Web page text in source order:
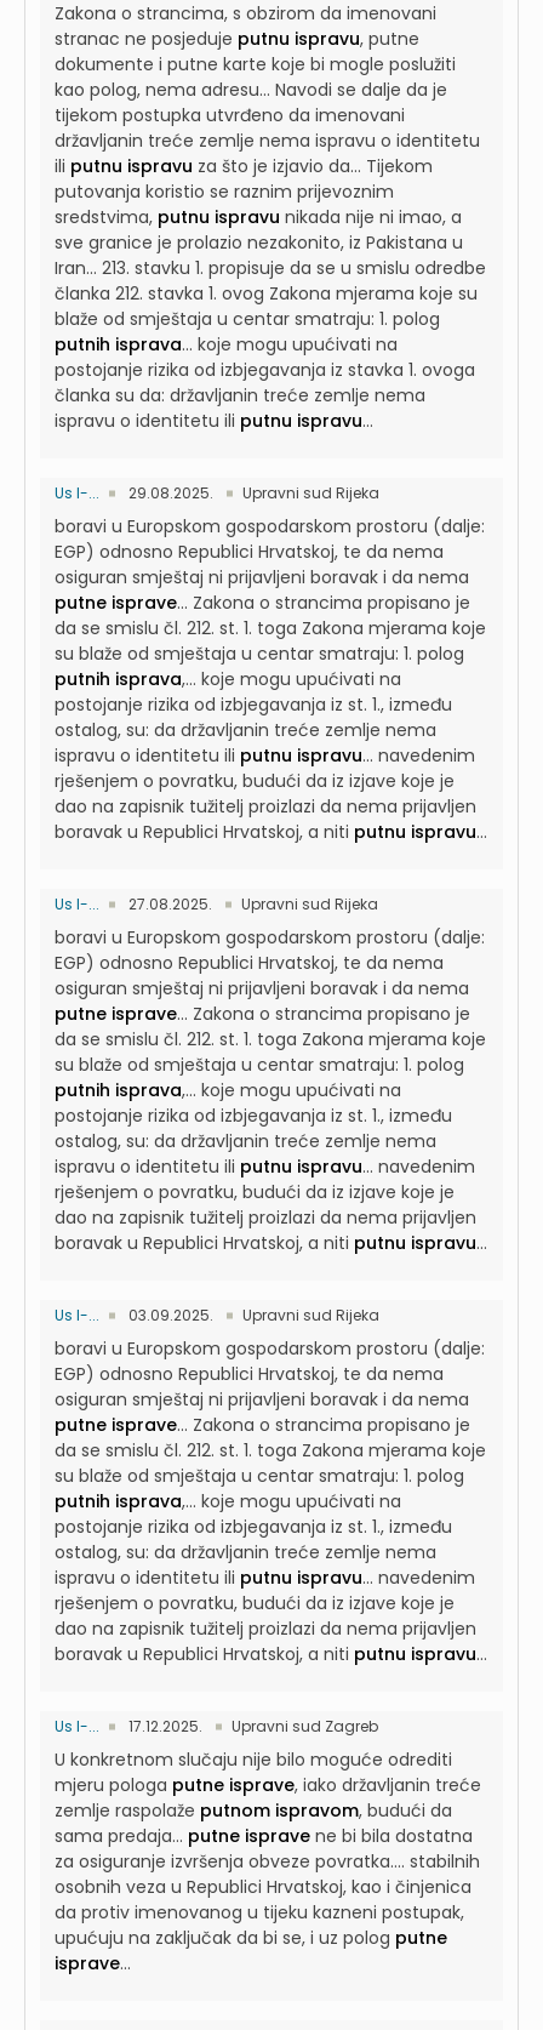
Zakona o strancima, s obzirom da imenovani
stranac ne posjeduje putnu ispravu, putne
dokumente i putne karte koje bi mogle poslužiti
kao polog, nema adresu... Navodi se dalje da je
tijekom postupka utvrđeno da imenovani
državljanin treće zemlje nema ispravu o identitetu
ili putnu ispravu za što je izjavio da... Tijekom
putovanja koristio se raznim prijevoznim
sredstvima, putnu ispravu nikada nije ni imao, a
sve granice je prolazio nezakonito, iz Pakistana u
Iran... 213. stavku 1. propisuje da se u smislu odredbe
članka 212. stavka 1. ovog Zakona mjerama koje su
blaže od smještaja u centar smatraju: 1. polog
putnih isprava... koje mogu upućivati na
postojanje rizika od izbjegavanja iz stavka 1. ovoga
članka su da: državljanin treće zemlje nema
ispravu o identitetu ili putnu ispravu...
Us I-... 29.08.2025. Upravni sud Rijeka
boravi u Europskom gospodarskom prostoru (dalje:
EGP) odnosno Republici Hrvatskoj, te da nema
osiguran smještaj ni prijavljeni boravak i da nema
putne isprave... Zakona o strancima propisano je
da se smislu čl. 212. st. 1. toga Zakona mjerama koje
su blaže od smještaja u centar smatraju: 1. polog
putnih isprava,... koje mogu upućivati na
postojanje rizika od izbjegavanja iz st. 1., između
ostalog, su: da državljanin treće zemlje nema
ispravu o identitetu ili putnu ispravu... navedenim
rješenjem o povratku, budući da iz izjave koje je
dao na zapisnik tužitelj proizlazi da nema prijavljen
boravak u Republici Hrvatskoj, a niti putnu ispravu...
Us I-... 27.08.2025. Upravni sud Rijeka
boravi u Europskom gospodarskom prostoru (dalje:
EGP) odnosno Republici Hrvatskoj, te da nema
osiguran smještaj ni prijavljeni boravak i da nema
putne isprave... Zakona o strancima propisano je
da se smislu čl. 212. st. 1. toga Zakona mjerama koje
su blaže od smještaja u centar smatraju: 1. polog
putnih isprava,... koje mogu upućivati na
postojanje rizika od izbjegavanja iz st. 1., između
ostalog, su: da državljanin treće zemlje nema
ispravu o identitetu ili putnu ispravu... navedenim
rješenjem o povratku, budući da iz izjave koje je
dao na zapisnik tužitelj proizlazi da nema prijavljen
boravak u Republici Hrvatskoj, a niti putnu ispravu...
Us I-... 03.09.2025. Upravni sud Rijeka
boravi u Europskom gospodarskom prostoru (dalje:
EGP) odnosno Republici Hrvatskoj, te da nema
osiguran smještaj ni prijavljeni boravak i da nema
putne isprave... Zakona o strancima propisano je
da se smislu čl. 212. st. 1. toga Zakona mjerama koje
su blaže od smještaja u centar smatraju: 1. polog
putnih isprava,... koje mogu upućivati na
postojanje rizika od izbjegavanja iz st. 1., između
ostalog, su: da državljanin treće zemlje nema
ispravu o identitetu ili putnu ispravu... navedenim
rješenjem o povratku, budući da iz izjave koje je
dao na zapisnik tužitelj proizlazi da nema prijavljen
boravak u Republici Hrvatskoj, a niti putnu ispravu...
Us I-... 17.12.2025. Upravni sud Zagreb
U konkretnom slučaju nije bilo moguće odrediti
mjeru pologa putne isprave, iako državljanin treće
zemlje raspolaže putnom ispravom, budući da
sama predaja... putne isprave ne bi bila dostatna
za osiguranje izvršenja obveze povratka.... stabilnih
osobnih veza u Republici Hrvatskoj, kao i činjenica
da protiv imenovanog u tijeku kazneni postupak,
upućuju na zaključak da bi se, i uz polog putne
isprave...